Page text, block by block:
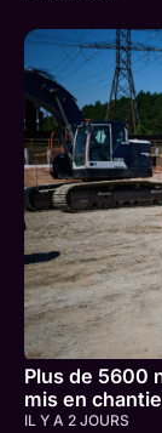
Plus de 5600
mis en
IL Y A 2 JOURS